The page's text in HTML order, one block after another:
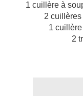
1 cuillère à
2
1
2